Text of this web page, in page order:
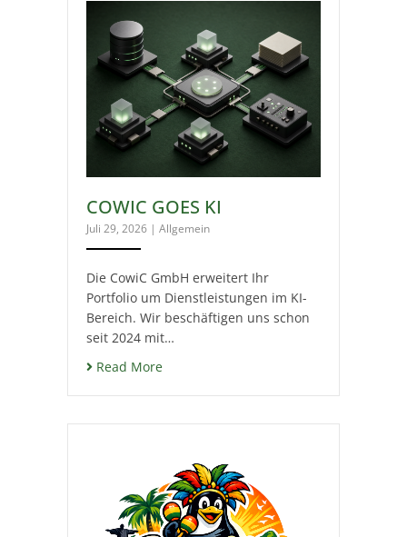
COWIC GOES KI
Juli 29, 2026 | Allgemein
Die CowiC GmbH erweitert Ihr
Portfolio um Dienstleistungen im KI-
Bereich. Wir beschäftigen uns schon
seit 2024 mit…
Read More